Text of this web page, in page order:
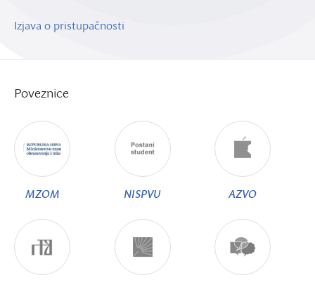
Izjava o pristupačnosti
Poveznice
MZOM NISPVU AZVO